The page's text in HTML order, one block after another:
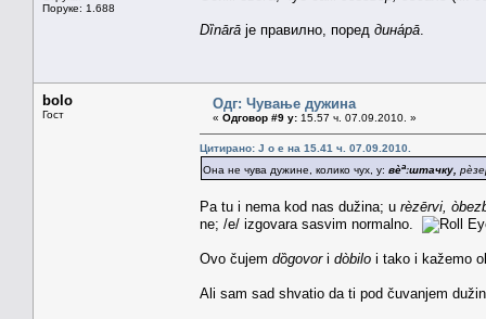
Поруке: 1.688
Dȉnārā је правилно, поред дина́рā.
bolo
Гост
Одг: Чување дужина
« Одговор #9 у: 15.57 ч. 07.09.2010. »
Цитирано: J o e на 15.41 ч. 07.09.2010.
Она не чува дужине, колико чух, у: вѐаːштачку,
Pa tu i nema kod nas dužina; u rèzērvi,
ne; /e/ izgovara sasvim normalno.
Ovo čujem dȍgovori dòbilo i tako i kažemo
Ali sam sad shvatio da ti pod čuvanjem